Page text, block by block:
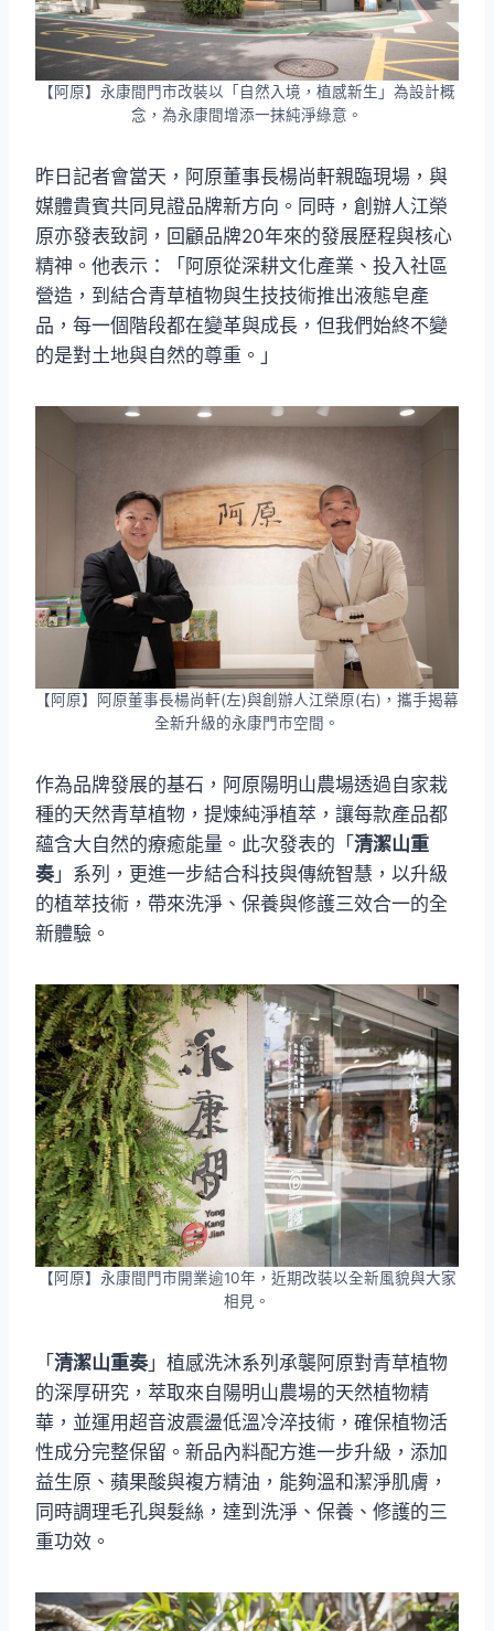
【阿原】永康間門市改裝以「自然入境，植感新生」為設計概
念，為永康間增添一抹純淨綠意。
昨日記者會當天，阿原董事長楊尚軒親臨現場，與
媒體貴賓共同見證品牌新方向。同時，創辦人江榮
原亦發表致詞，回顧品牌20年來的發展歷程與核心
精神。他表示：「阿原從深耕文化產業、投入社區
營造，到結合青草植物與生技技術推出液態皂產
品，每一個階段都在變革與成長，但我們始終不變
的是對土地與自然的尊重。」
【阿原】阿原董事長楊尚軒(左)與創辦人江榮原(右)，攜手揭幕
全新升級的永康門市空間。
作為品牌發展的基石，阿原陽明山農場透過自家栽
種的天然青草植物，提煉純淨植萃，讓每款產品都
蘊含大自然的療癒能量。此次發表的「 清潔山重
奏」系列，更進一步結合科技與傳統智慧，以升級
的植萃技術，帶來洗淨、保養與修護三效合一的全
新體驗。
【阿原】永康間門市開業逾10年，近期改裝以全新風貌與大家
相見。
「 清潔山重奏」植感洗沐系列承襲阿原對青草植物
的深厚研究，萃取來自陽明山農場的天然植物精
華，並運用超音波震盪低溫冷淬技術，確保植物活
性成分完整保留。新品內料配方進一步升級，添加
益生原、蘋果酸與複方精油，能夠溫和潔淨肌膚，
同時調理毛孔與髮絲，達到洗淨、保養、修護的三
重功效。